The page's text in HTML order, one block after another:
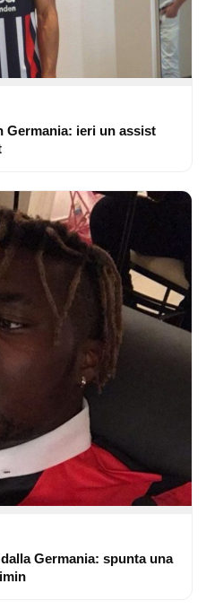
Germania: ieri un assist
Germania: spunta una